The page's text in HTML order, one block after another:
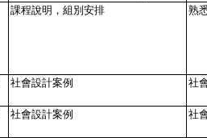
課程說明，組別安排 熟
社會設計案例 社
社會設計案例 社